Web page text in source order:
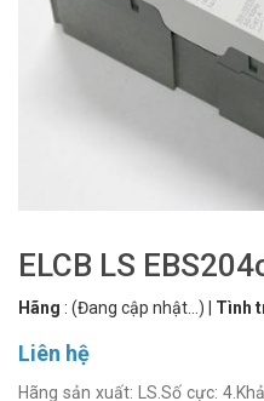
ELCB LS
Hãng : (Đang cập nhật...) Tình
Liên hệ
Hãng sản xuất: LS.Số cực: